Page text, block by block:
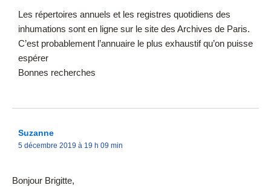
Les répertoires annuels et les registres quotidiens des
inhumations sont en ligne sur le site des Archives de Paris.
C’est probablement l’annuaire le plus exhaustif qu’on puisse
espérer
Bonnes recherches
Suzanne
5 décembre 2019 à 19 h 09 min
Bonjour Brigitte,